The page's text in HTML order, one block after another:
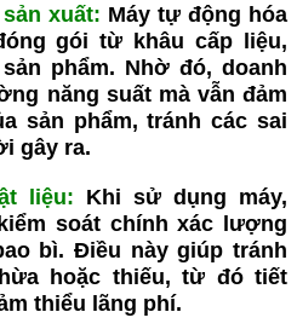
xuất: Máy tự động hóa
gói từ khâu cấp liệu,
phẩm. Nhờ đó, doanh
năng suất mà vẫn đảm
sản phẩm, tránh các sai
gây ra.
liệu: Khi sử dụng máy,
soát chính xác lượng
bì. Điều này giúp tránh
hoặc thiếu, từ đó tiết
thiểu lãng phí.